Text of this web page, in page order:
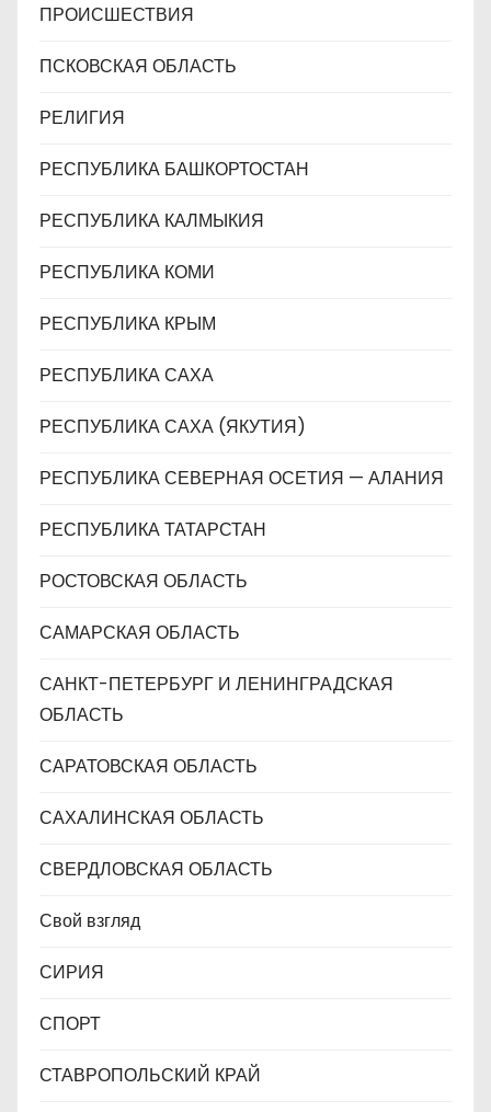
ПРОИСШЕСТВИЯ
ПСКОВСКАЯ ОБЛАСТЬ
РЕЛИГИЯ
РЕСПУБЛИКА БАШКОРТОСТАН
РЕСПУБЛИКА КАЛМЫКИЯ
РЕСПУБЛИКА КОМИ
РЕСПУБЛИКА КРЫМ
РЕСПУБЛИКА САХА
РЕСПУБЛИКА САХА (ЯКУТИЯ)
РЕСПУБЛИКА СЕВЕРНАЯ ОСЕТИЯ — АЛАНИЯ
РЕСПУБЛИКА ТАТАРСТАН
РОСТОВСКАЯ ОБЛАСТЬ
САМАРСКАЯ ОБЛАСТЬ
САНКТ-ПЕТЕРБУРГ И ЛЕНИНГРАДСКАЯ
ОБЛАСТЬ
САРАТОВСКАЯ ОБЛАСТЬ
САХАЛИНСКАЯ ОБЛАСТЬ
СВЕРДЛОВСКАЯ ОБЛАСТЬ
Свой взгляд
СИРИЯ
СПОРТ
СТАВРОПОЛЬСКИЙ КРАЙ